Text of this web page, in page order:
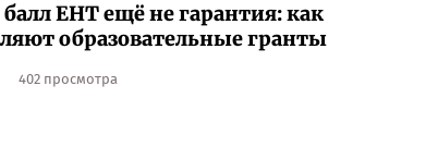
ЕНТ ещё не гарантия: как
образовательные гранты
402 просмотра